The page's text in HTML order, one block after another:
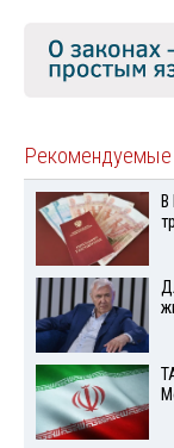
Рекомендуемые